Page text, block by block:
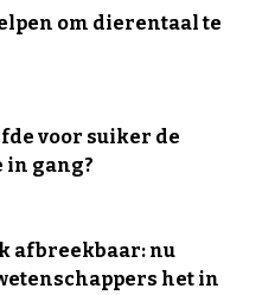
om dierentaal te
voor suiker de
gang?
afbreekbaar: nu
het in